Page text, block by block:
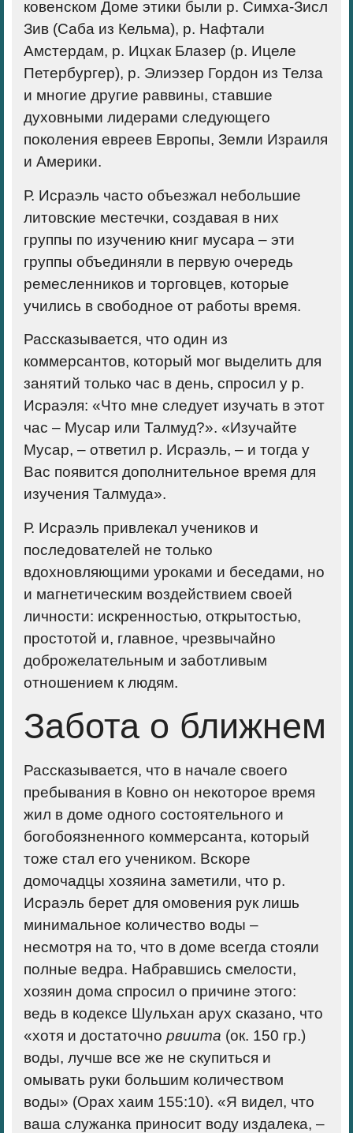
ковенском Доме этики были р. Симха-Зисл
Зив (Саба из Кельма), р. Нафтали
Амстердам, р. Ицхак Блазер (р. Ицеле
Петербургер), р. Элиэзер Гордон из Телза
и многие другие раввины, ставшие
духовными лидерами следующего
поколения евреев Европы, Земли Израиля
и Америки.
Р. Исраэль часто объезжал небольшие
литовские местечки, создавая в них
группы по изучению книг мусара – эти
группы объединяли в первую очередь
ремесленников и торговцев, которые
учились в свободное от работы время.
Рассказывается, что один из
коммерсантов, который мог выделить для
занятий только час в день, спросил у р.
Исраэля: «Что мне следует изучать в этот
час – Мусар или Талмуд?». «Изучайте
Мусар, – ответил р. Исраэль, – и тогда у
Вас появится дополнительное время для
изучения Талмуда».
Р. Исраэль привлекал учеников и
последователей не только
вдохновляющими уроками и беседами, но
и магнетическим воздействием своей
личности: искренностью, открытостью,
простотой и, главное, чрезвычайно
доброжелательным и заботливым
отношением к людям.
Забота о ближнем
Рассказывается, что в начале своего
пребывания в Ковно он некоторое время
жил в доме одного состоятельного и
богобоязненного коммерсанта, который
тоже стал его учеником. Вскоре
домочадцы хозяина заметили, что р.
Исраэль берет для омовения рук лишь
минимальное количество воды –
несмотря на то, что в доме всегда стояли
полные ведра. Набравшись смелости,
хозяин дома спросил о причине этого:
ведь в кодексе Шульхан арух сказано, что
«хотя и достаточно рвиита (ок. 150 гр.)
воды, лучше все же не скупиться и
омывать руки большим количеством
воды» (Орах хаим 155:10). «Я видел, что
ваша служанка приносит воду издалека, –